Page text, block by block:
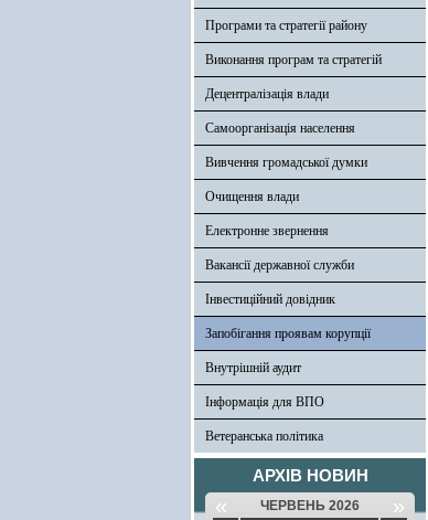
Програми та стратегії району
Виконання програм та стратегій
Децентралізація влади
Самоорганізація населення
Вивчення громадської думки
Очищення влади
Електронне звернення
Вакансії державної служби
Інвестиційний довідник
Запобігання проявам корупції
Внутрішній аудит
Інформація для ВПО
Ветеранська політика
АРХІВ НОВИН
« ЧЕРВЕНЬ 2026 »